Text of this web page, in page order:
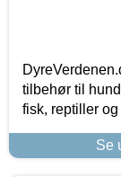
tilbehør til
fisk, reptiller
Se